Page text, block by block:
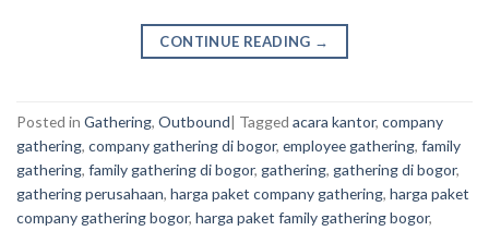
CONTINUE READING →
Posted in Gathering, Outbound Tagged acara kantor, company
gathering, company gathering di bogor, employee gathering, family
gathering, family gathering di bogor, gathering, gathering di bogor,
gathering perusahaan, harga paket company gathering, harga paket
company gathering bogor, harga paket family gathering bogor,